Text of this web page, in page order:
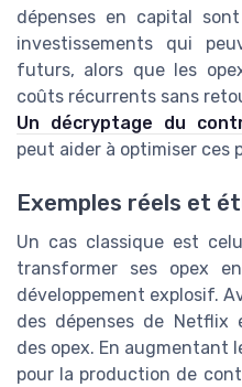
dépenses en capital
investissements qui
futurs, alors que les
coûts récurrents sans
Un décryptage du
peut aider à optimiser ces
Exemples réels et
Un cas classique est
transformer ses opex
développement explosif.
des dépenses de Netflix
des opex. En augmentant
pour la production de